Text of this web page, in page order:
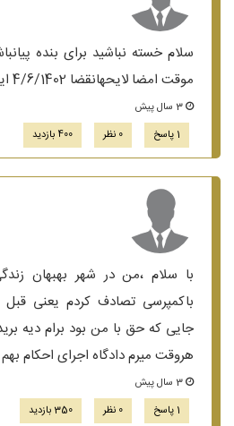
سلام خسته نباشید برای بنده
موقت امضا لایحهانقضا 4/6/1402 این یعنی چی
1 پاسخ
0 نظر 400 بازدید
باکمپرسی تصادف کردم یعنی
جایی که حق با من بود برام دیه
هروقت میرم دادگاه اجرای احکام
1 پاسخ
0 نظر 350 بازدید